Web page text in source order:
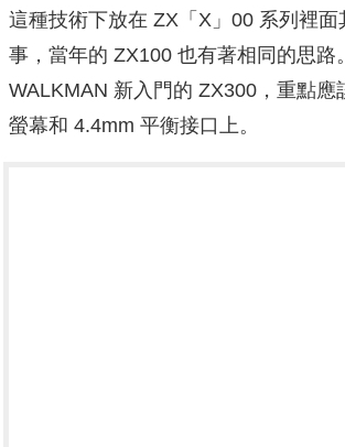
這種技術下放在 ZX「X」00 系列裡面
事，當年的 ZX100 也有著相同的思路
WALKMAN 新入門的 ZX300，重點應
螢幕和 4.4mm 平衡接口上。